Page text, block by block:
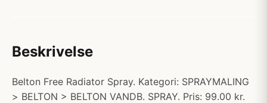
Beskrivelse
Belton Free Radiator Spray. Kategori: SPRAYMALING
> BELTON > BELTON VANDB. SPRAY. Pris: 99.00 kr.